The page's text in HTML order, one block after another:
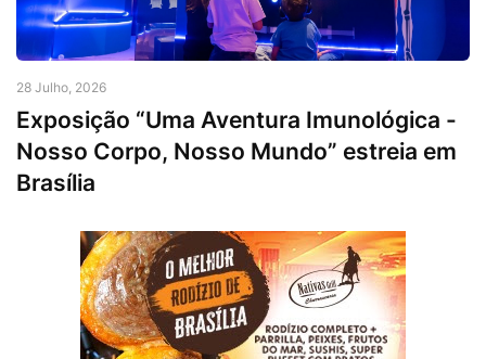
28 Julho, 2026
Exposição “Uma Aventura Imunológica -
Nosso Corpo, Nosso Mundo” estreia em
Brasília